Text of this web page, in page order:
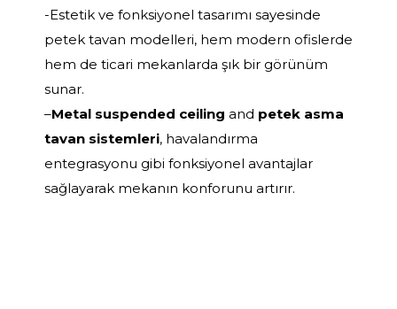
-Estetik ve fonksiyonel tasarımı sayesinde
petek tavan modelleri, hem modern ofislerde
hem de ticari mekanlarda şık bir görünüm
sunar.
–Metal suspended ceiling and petek asma
tavan sistemleri, havalandırma
entegrasyonu gibi fonksiyonel avantajlar
sağlayarak mekanın konforunu artırır.